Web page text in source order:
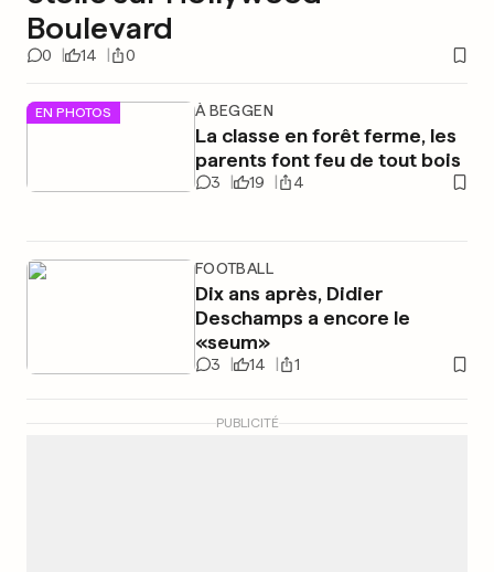
Boulevard
0 14 0
EN PHOTOS À BEGGEN
La classe en forêt ferme, les
parents font feu de tout bois
3 19 4
FOOTBALL
Dix ans après, Didier
Deschamps a encore le
«seum»
3 14 1
PUBLICITÉ